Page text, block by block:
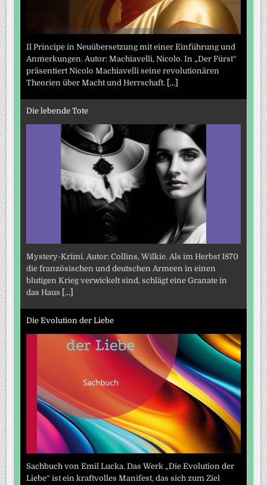
Il Principe in Neuübersetzung mit einer Einführung und
Anmerkungen. Autor: Machiavelli, Nicolo. In „Der Fürst“
präsentiert Nicolo Machiavelli seine revolutionären
Theorien über Macht und Herrschaft. [...]
Die lebende Tote
Mystery-Krimi. Autor: Collins, Wilkie. Als im Herbst 1870
die französischen und deutschen Armeen in einen
blutigen Krieg verwickelt sind, schlägt eine Granate in
das Haus [...]
Die Evolution der Liebe
Sachbuch von Emil Lucka. Das Werk „Die Evolution der
Liebe“ ist ein kraftvolles Manifest, das sich zum Ziel